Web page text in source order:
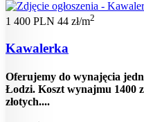
1 400 PLN 44 zł/m2
Kawalerka
Oferujemy do wynajęcia
Łodzi. Koszt wynajmu 1400
złotych....